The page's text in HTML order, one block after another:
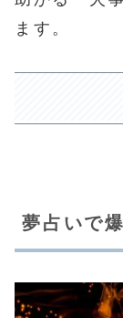
ます。
夢占いで